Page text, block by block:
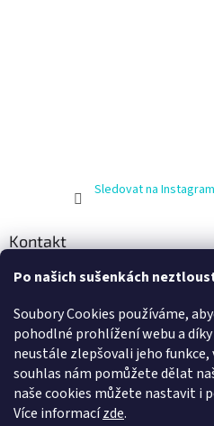
Po našich sušenkách
Soubory Cookies používáme,
pohodlné prohlížení webu a
neustále zlepšovali jeho
souhlas nám pomůžete dělat
naše cookies můžete nastavit i
Více informacízde.
Sledovat na
Kontakt
info@zijnaboso.cz
Vivobarefoot Hradec Králové
vivobarefoot_hk